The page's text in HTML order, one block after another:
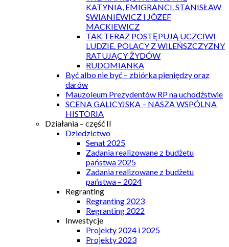
KATYNIA, EMIGRANCI. STANISŁAW
SWIANIEWICZ I JÓZEF
MACKIEWICZ
TAK TERAZ POSTĘPUJĄ UCZCIWI
LUDZIE. POLACY Z WILEŃSZCZYZNY
RATUJĄCY ŻYDÓW
RUDOMIANKA
Być albo nie być – zbiórka pieniędzy oraz
darów
Mauzoleum Prezydentów RP na uchodźstwie
SCENA GALICYJSKA – NASZA WSPÓLNA
HISTORIA
Działania – część II
Dziedzictwo
Senat 2025
Zadania realizowane z budżetu
państwa 2025
Zadania realizowane z budżetu
państwa – 2024
Regranting
Regranting 2023
Regranting 2022
Inwestycje
Projekty 2024 i 2025
Projekty 2023